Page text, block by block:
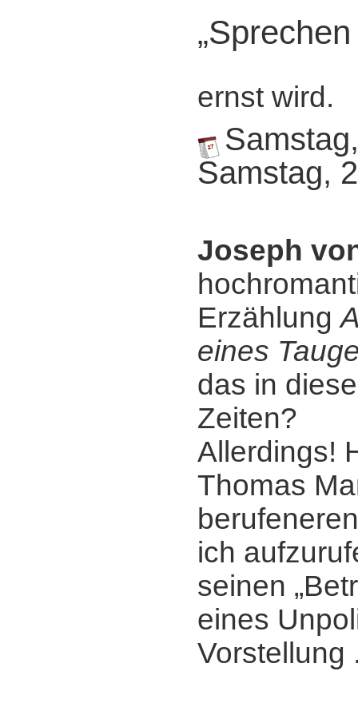
ernst wird.
Samstag,
Joseph
Erzählung
eines
das in
Zeiten?
Allerdings!
Thomas
ich
seinen
eines
Vorstellung